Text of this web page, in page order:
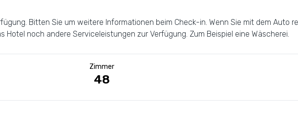
Bitten Sie um weitere Informationen beim Check-in. Wenn Sie mit dem Auto
Hotel noch andere Serviceleistungen zur Verfügung. Zum Beispiel eine Wäscherei.
Zimmer
48